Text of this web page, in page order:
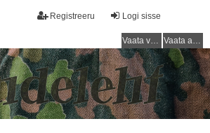
Logi sisse
Registreeru
Vaata vastamata teemasi Vaata aktiivseid teemasid